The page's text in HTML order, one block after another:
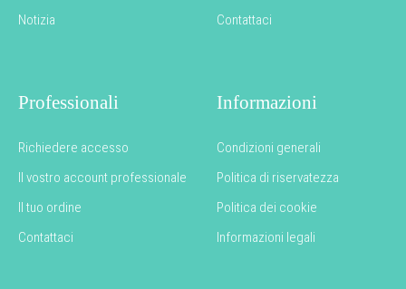
Notizia
Contattaci
Professionali
Richiedere accesso
Il vostro account professionale
Il tuo ordine
Contattaci
Informazioni
Condizioni generali
Politica di riservatezza
Politica dei cookie
Informazioni legali